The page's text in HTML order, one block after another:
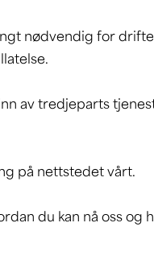
nødvendig for
av tredjeparts
på nettstedet vårt.
du kan nå oss og